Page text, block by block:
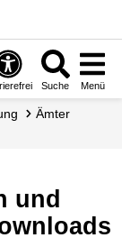
Suche Menü
Ämter